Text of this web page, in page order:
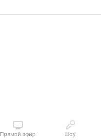
Прямой эфир Шоу